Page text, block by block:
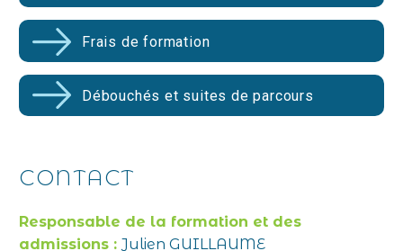
Frais de formation
Débouchés et suites de parcours
CONTACT
Responsable de la formation et des
admissions : Julien GUILLAUME